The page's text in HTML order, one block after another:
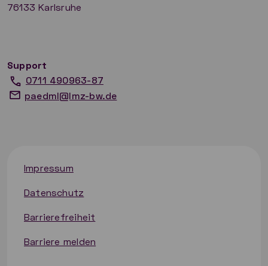
76133 Karlsruhe
Support
0711 490963-87
paedml@lmz-bw.de
Impressum
Datenschutz
Barrierefreiheit
Barriere melden